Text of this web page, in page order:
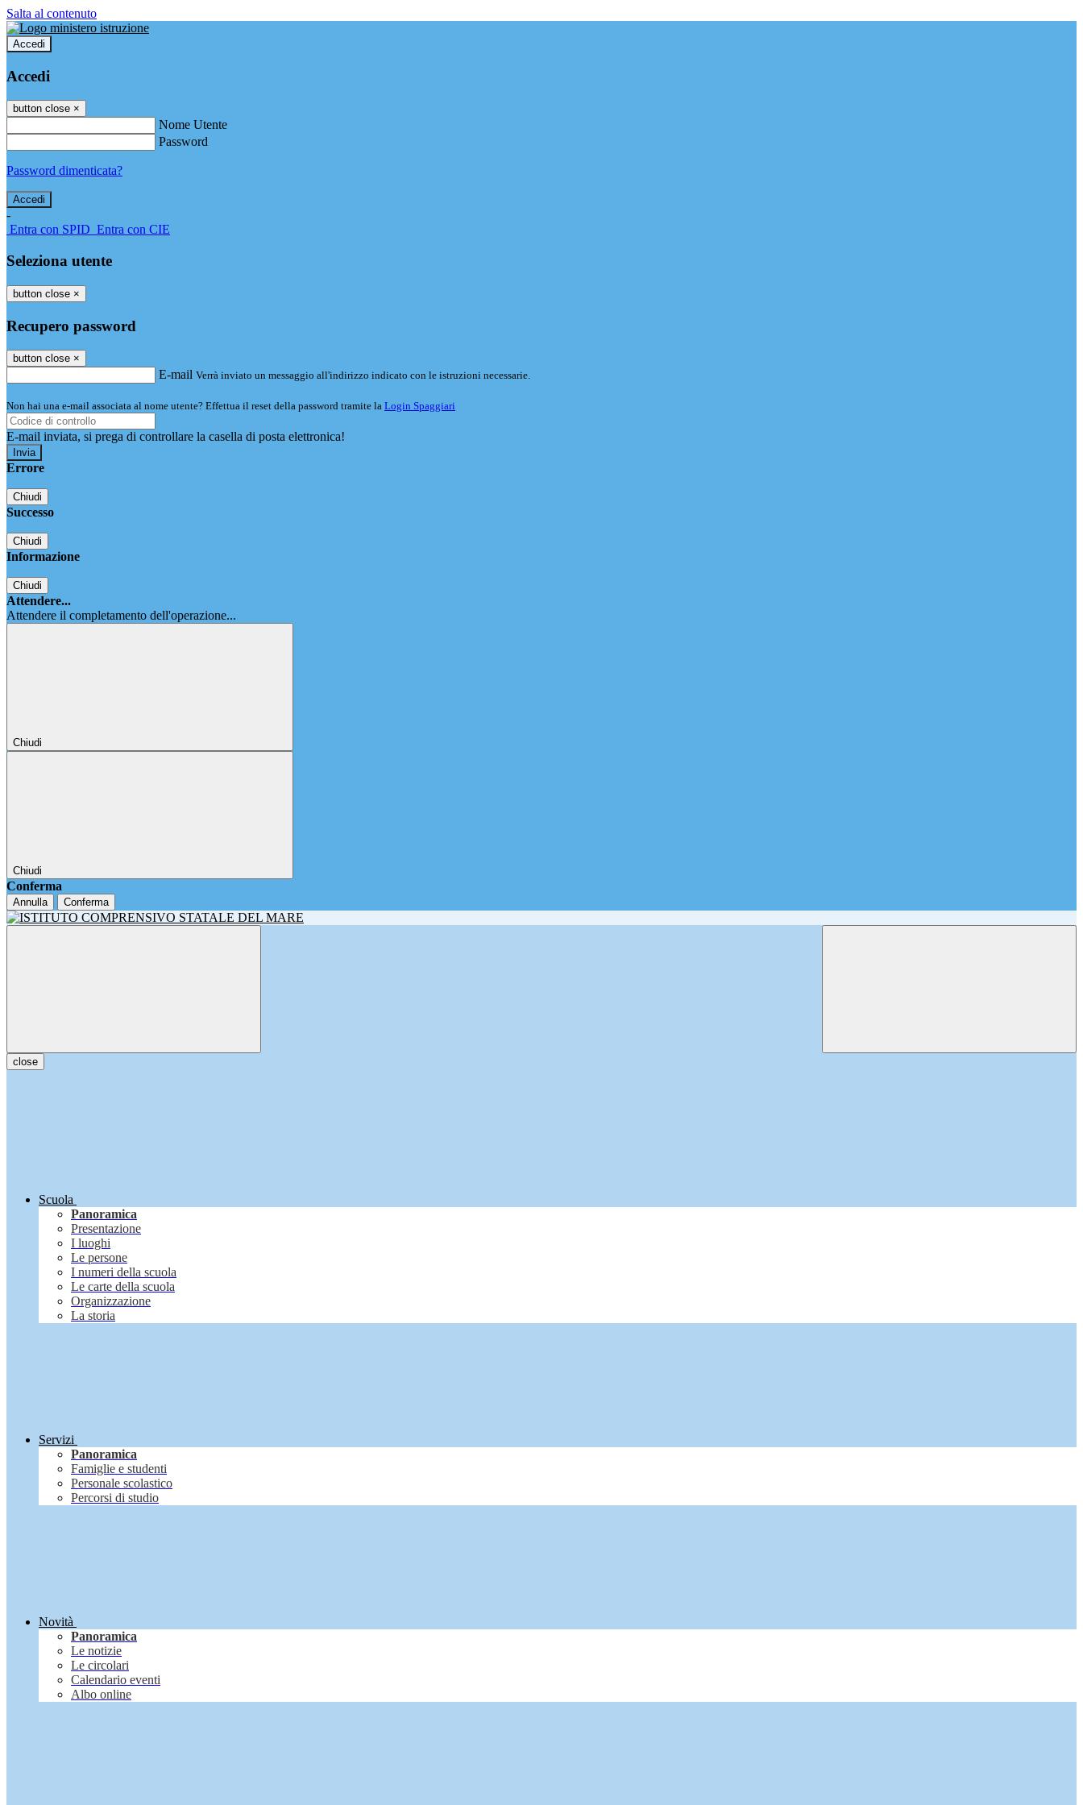
Salta al contenuto
Accedi
Accedi
button close ×
Nome Utente
Password
Password dimenticata?
-
Entra con SPID Entra con CIE
Seleziona utente
button close ×
Recupero password
button close ×
E-mail Verrà inviato un messaggio all'indirizzo indicato con le istruzioni necessarie.
Non hai una e-mail associata al nome utente? Effettua il reset della password tramite la Login Spaggiari
E-mail inviata, si prega di controllare la casella di posta elettronica!
Errore
Chiudi
Successo
Chiudi
Informazione
Chiudi
Attendere...
Attendere il completamento dell'operazione...
Chiudi
Chiudi
Conferma
Annulla Conferma
close
Scuola
Panoramica
Presentazione
I luoghi
Le persone
I numeri della scuola
Le carte della scuola
Organizzazione
La storia
Servizi
Panoramica
Famiglie e studenti
Personale scolastico
Percorsi di studio
Novità
Panoramica
Le notizie
Le circolari
Calendario eventi
Albo online